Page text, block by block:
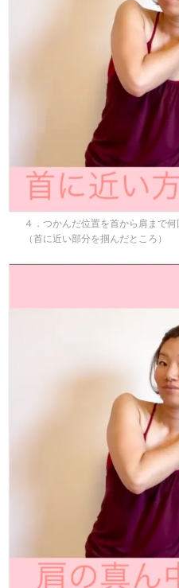
４．つかんだ位置を首から肩まで
（首に近い部分を掴んだところ）